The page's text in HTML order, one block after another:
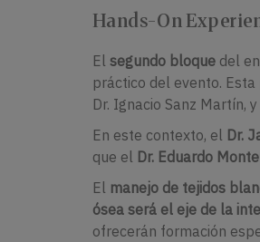
Hands-On
El segundo bloque del
práctico del evento.
Dr. Ignacio Sanz Martín, y
En este contexto, el Dr.
que el Dr. Eduardo
El manejo de tejidos
ósea será el eje de la
ofrecerán formación